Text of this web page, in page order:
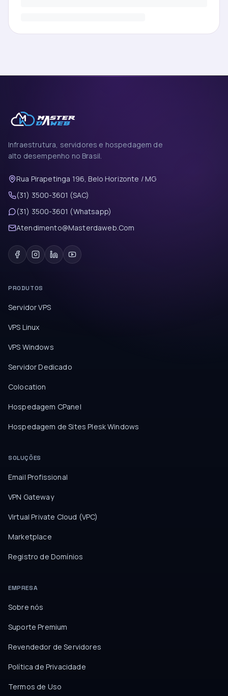
Infraestrutura, servidores e hospedagem de
alto desempenho no Brasil.
Rua Pirapetinga 196, Belo Horizonte / MG
(31) 3500-3601 (SAC)
(31) 3500-3601 (Whatsapp)
Atendimento@Masterdaweb.Com
PRODUTOS
Servidor VPS
VPS Linux
VPS Windows
Servidor Dedicado
Colocation
Hospedagem CPanel
Hospedagem de Sites Plesk Windows
SOLUÇÕES
Email Profissional
VPN Gateway
Virtual Private Cloud (VPC)
Marketplace
Registro de Domínios
EMPRESA
Sobre nós
Suporte Premium
Revendedor de Servidores
Política de Privacidade
Termos de Uso